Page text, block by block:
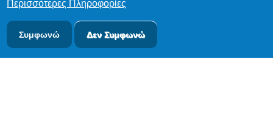
Περισσότερες Πληροφορίες
Συμφωνώ Δεν Συμφωνώ